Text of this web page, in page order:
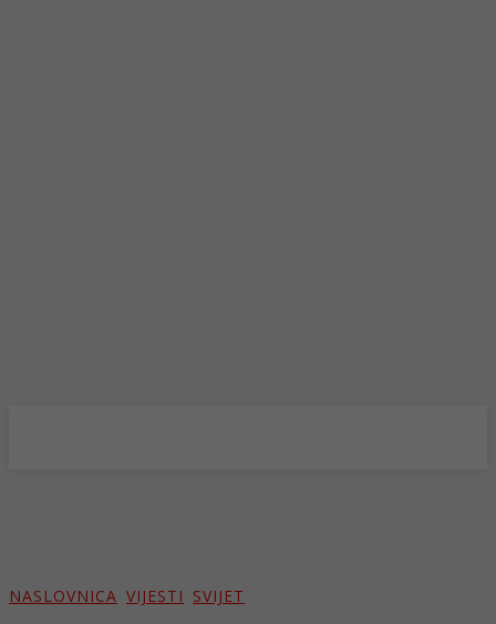
NASLOVNICA VIJESTI SVIJET